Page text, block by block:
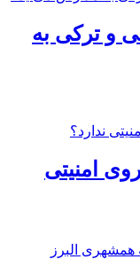
و ترکی به
امنیتی